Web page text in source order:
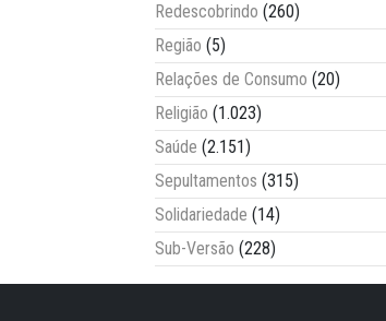
Redescobrindo (260)
Região (5)
Relações de Consumo (20)
Religião (1.023)
Saúde (2.151)
Sepultamentos (315)
Solidariedade (14)
Sub-Versão (228)